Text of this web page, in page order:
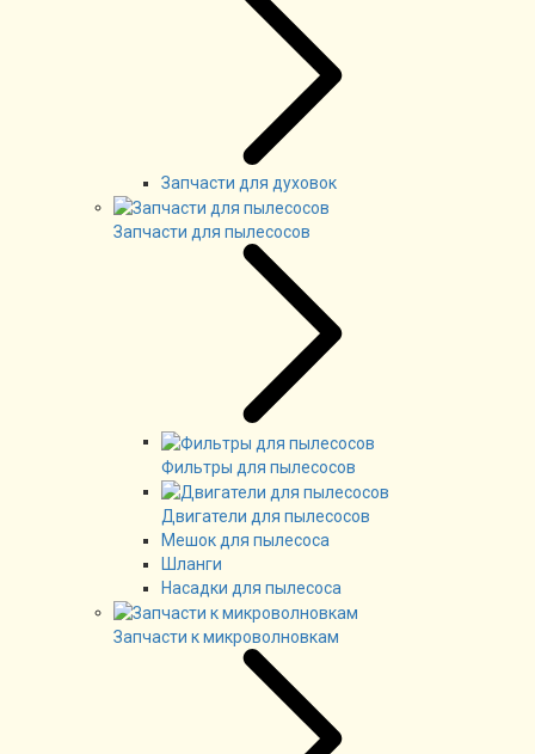
Запчасти для духовок
Запчасти для пылесосов
Фильтры для пылесосов
Двигатели для пылесосов
Мешок для пылесоса
Шланги
Насадки для пылесоса
Запчасти к микроволновкам